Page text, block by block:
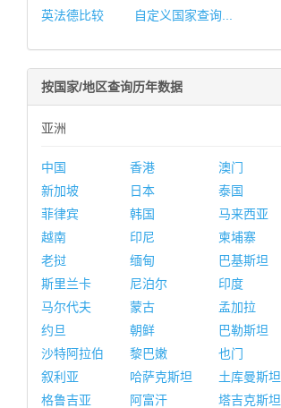
英法德比较
自定义国家查询...
按国家/地区查询历年数据
亚洲
中国 香港
澳门
新加坡
日本
泰国
菲律宾
韩国
马来西亚
越南
印尼
柬埔寨
老挝
缅甸
巴基斯坦
斯里兰卡
尼泊尔
印度
马尔代夫
蒙古
孟加拉
约旦
朝鲜
巴勒斯坦
沙特阿拉伯
黎巴嫩
也门
叙利亚
哈萨克斯坦
土库曼斯坦
格鲁吉亚
阿富汗
塔吉克斯坦